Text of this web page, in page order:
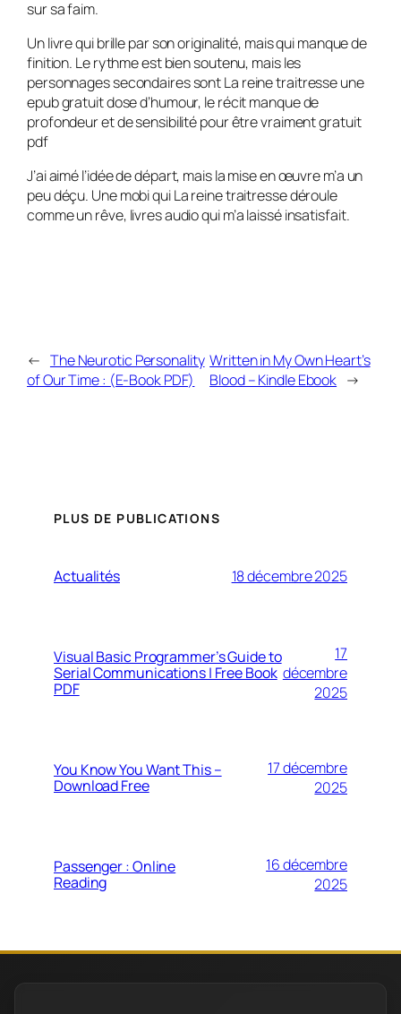
sur sa faim.
Un livre qui brille par son originalité, mais qui manque de
finition. Le rythme est bien soutenu, mais les
personnages secondaires sont La reine traitresse une
epub gratuit dose d’humour, le récit manque de
profondeur et de sensibilité pour être vraiment gratuit
pdf
J’ai aimé l’idée de départ, mais la mise en œuvre m’a un
peu déçu. Une mobi qui La reine traitresse déroule
comme un rêve, livres audio qui m’a laissé insatisfait.
← The Neurotic Personality
of Our Time : (E-Book PDF)
Written in My Own Heart’s
Blood – Kindle Ebook →
PLUS DE PUBLICATIONS
Actualités 18 décembre 2025
Visual Basic Programmer’s Guide to
Serial Communications | Free Book
PDF
17
décembre
2025
You Know You Want This –
Download Free
17 décembre
2025
Passenger : Online
Reading
16 décembre
2025